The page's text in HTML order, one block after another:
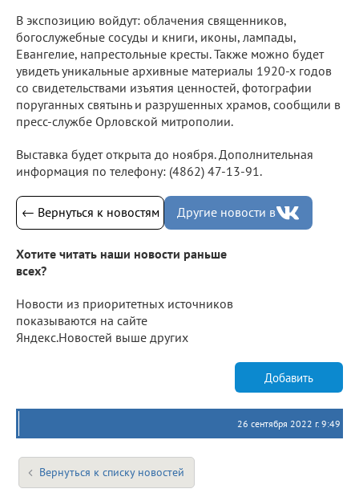
В экспозицию войдут: облачения священников,
богослужебные сосуды и книги, иконы, лампады,
Евангелие, напрестольные кресты. Также можно будет
увидеть уникальные архивные материалы 1920-х годов
со свидетельствами изъятия ценностей, фотографии
поруганных святынь и разрушенных храмов, сообщили в
пресс-службе Орловской митрополии.
Выставка будет открыта до ноября. Дополнительная
информация по телефону: (4862) 47-13-91.
← Вернуться к новостям Другие новости в
Хотите читать наши новости раньше
всех?
Новости из приоритетных источников
показываются на сайте
Яндекс.Новостей выше других
Добавить
26 сентября 2022 г. 9:49
Вернуться к списку новостей